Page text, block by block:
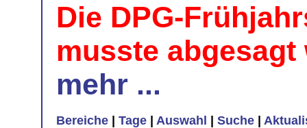
Die DPG-
musste
mehr ...
Bereiche | Tage | Auswahl | Suche |